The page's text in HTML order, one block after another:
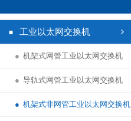
工业以太网交换机
● 机架式网管工业以太网交换机
● 导轨式网管工业以太网交换机
● 机架式非网管工业以太网交换机